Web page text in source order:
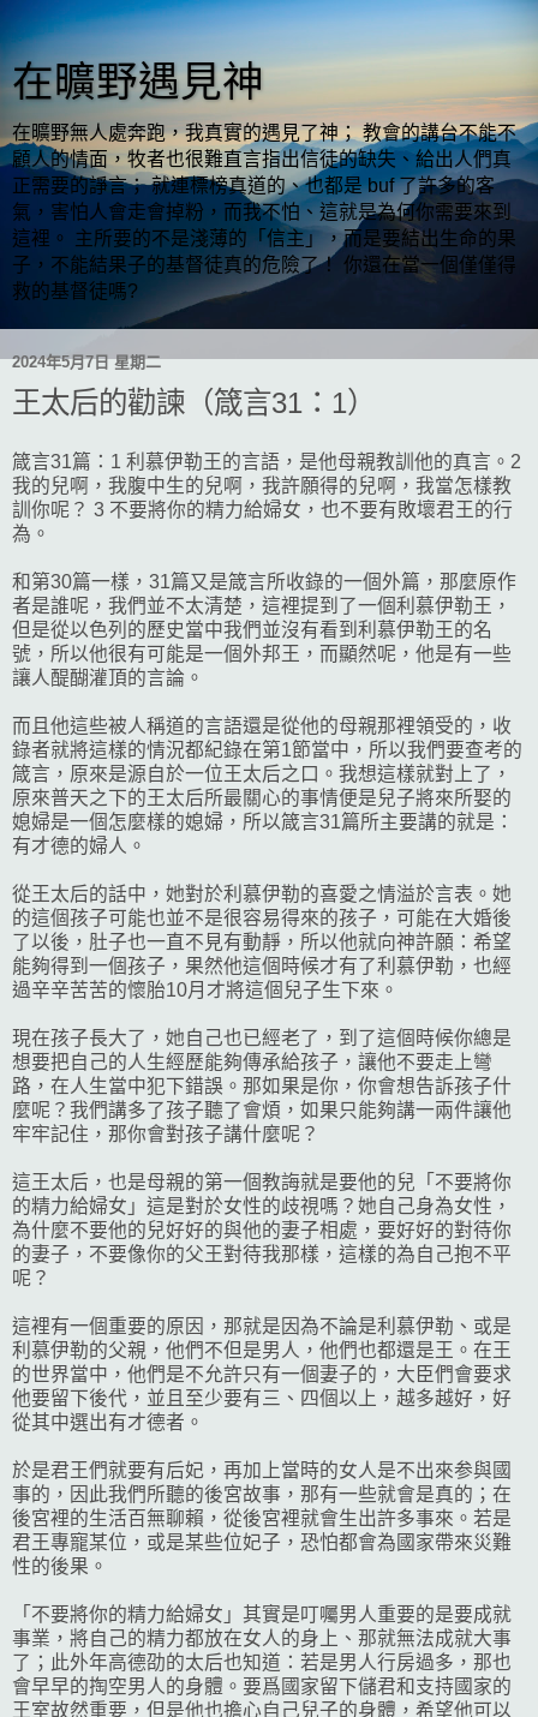
在曠野遇見神
在曠野無人處奔跑，我真實的遇見了神； 教會的講台不能不
顧人的情面，牧者也很難直言指出信徒的缺失、給出人們真
正需要的諍言； 就連標榜真道的、也都是 buf 了許多的客
氣，害怕人會走會掉粉，而我不怕、這就是為何你需要來到
這裡。 主所要的不是淺薄的「信主」，而是要結出生命的果
子，不能結果子的基督徒真的危險了！ 你還在當一個僅僅得
救的基督徒嗎?
2024年5月7日 星期二
王太后的勸諫（箴言31：1）
箴言31篇：1 利慕伊勒王的言語，是他母親教訓他的真言。2
我的兒啊，我腹中生的兒啊，我許願得的兒啊，我當怎樣教
訓你呢？ 3 不要將你的精力給婦女，也不要有敗壞君王的行
為。
和第30篇一樣，31篇又是箴言所收錄的一個外篇，那麼原作
者是誰呢，我們並不太清楚，這裡提到了一個利慕伊勒王，
但是從以色列的歷史當中我們並沒有看到利慕伊勒王的名
號，所以他很有可能是一個外邦王，而顯然呢，他是有一些
讓人醍醐灌頂的言論。
而且他這些被人稱道的言語還是從他的母親那裡領受的，收
錄者就將這樣的情況都紀錄在第1節當中，所以我們要查考的
箴言，原來是源自於一位王太后之口。我想這樣就對上了，
原來普天之下的王太后所最關心的事情便是兒子將來所娶的
媳婦是一個怎麼樣的媳婦，所以箴言31篇所主要講的就是：
有才德的婦人。
從王太后的話中，她對於利慕伊勒的喜愛之情溢於言表。她
的這個孩子可能也並不是很容易得來的孩子，可能在大婚後
了以後，肚子也一直不見有動靜，所以他就向神許願：希望
能夠得到一個孩子，果然他這個時候才有了利慕伊勒，也經
過辛辛苦苦的懷胎10月才將這個兒子生下來。
現在孩子長大了，她自己也已經老了，到了這個時候你總是
想要把自己的人生經歷能夠傳承給孩子，讓他不要走上彎
路，在人生當中犯下錯誤。那如果是你，你會想告訴孩子什
麼呢？我們講多了孩子聽了會煩，如果只能夠講一兩件讓他
牢牢記住，那你會對孩子講什麼呢？
這王太后，也是母親的第一個教誨就是要他的兒「不要將你
的精力給婦女」這是對於女性的歧視嗎？她自己身為女性，
為什麼不要他的兒好好的與他的妻子相處，要好好的對待你
的妻子，不要像你的父王對待我那樣，這樣的為自己抱不平
呢？
這裡有一個重要的原因，那就是因為不論是利慕伊勒、或是
利慕伊勒的父親，他們不但是男人，他們也都還是王。在王
的世界當中，他們是不允許只有一個妻子的，大臣們會要求
他要留下後代，並且至少要有三、四個以上，越多越好，好
從其中選出有才德者。
於是君王們就要有后妃，再加上當時的女人是不出來参與國
事的，因此我們所聽的後宮故事，那有一些就會是真的；在
後宮裡的生活百無聊賴，從後宮裡就會生出許多事來。若是
君王專寵某位，或是某些位妃子，恐怕都會為國家帶來災難
性的後果。
「不要將你的精力給婦女」其實是叮囑男人重要的是要成就
事業，將自己的精力都放在女人的身上、那就無法成就大事
了；此外年高德劭的太后也知道：若是男人行房過多，那也
會早早的掏空男人的身體。要爲國家留下儲君和支持國家的
王室故然重要，但是他也擔心自己兒子的身體，希望他可以